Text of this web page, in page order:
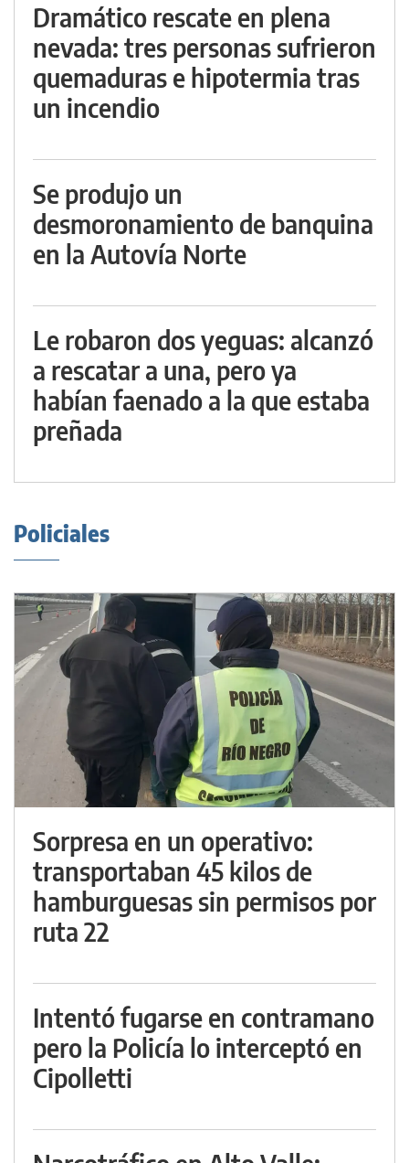
Dramático rescate en plena
nevada: tres personas sufrieron
quemaduras e hipotermia tras
un incendio
Se produjo un
desmoronamiento de banquina
en la Autovía Norte
Le robaron dos yeguas: alcanzó
a rescatar a una, pero ya
habían faenado a la que estaba
preñada
Policiales
Sorpresa en un operativo:
transportaban 45 kilos de
hamburguesas sin permisos por
ruta 22
Intentó fugarse en contramano
pero la Policía lo interceptó en
Cipolletti